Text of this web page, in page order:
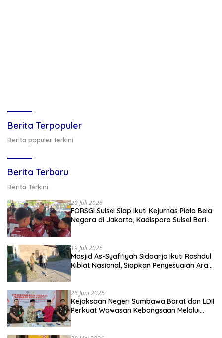
Berita Terpopuler
Berita populer terkini
Berita Terbaru
Berita Terkini
20 Juli 2026
FORSGI Sulsel Siap Ikuti Kejurnas Piala Bela
Negara di Jakarta, Kadispora Sulsel Beri
19 Juli 2026
Masjid As-Syafi’iyah Sidoarjo Ikuti Rashdul
Kiblat Nasional, Siapkan Penyesuaian Arah
26 Juni 2026
Kejaksaan Negeri Sumbawa Barat dan LDII
Perkuat Wawasan Kebangsaan Melalui